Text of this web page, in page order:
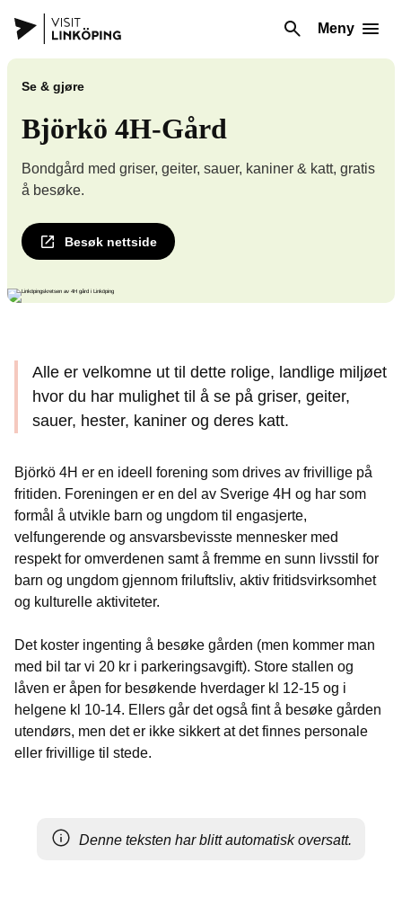
Meny
Se & gjøre
Björkö 4H-Gård
Bondgård med griser, geiter, sauer, kaniner & katt, gratis
å besøke.
Besøk nettside
Alle er velkomne ut til dette rolige, landlige miljøet
hvor du har mulighet til å se på griser, geiter,
sauer, hester, kaniner og deres katt.
Björkö 4H er en ideell forening som drives av frivillige på
fritiden. Foreningen er en del av Sverige 4H og har som
formål å utvikle barn og ungdom til engasjerte,
velfungerende og ansvarsbevisste mennesker med
respekt for omverdenen samt å fremme en sunn livsstil for
barn og ungdom gjennom friluftsliv, aktiv fritidsvirksomhet
og kulturelle aktiviteter.
Det koster ingenting å besøke gården (men kommer man
med bil tar vi 20 kr i parkeringsavgift). Store stallen og
låven er åpen for besøkende hverdager kl 12-15 og i
helgene kl 10-14. Ellers går det også fint å besøke gården
utendørs, men det er ikke sikkert at det finnes personale
eller frivillige til stede.
Denne teksten har blitt automatisk oversatt.